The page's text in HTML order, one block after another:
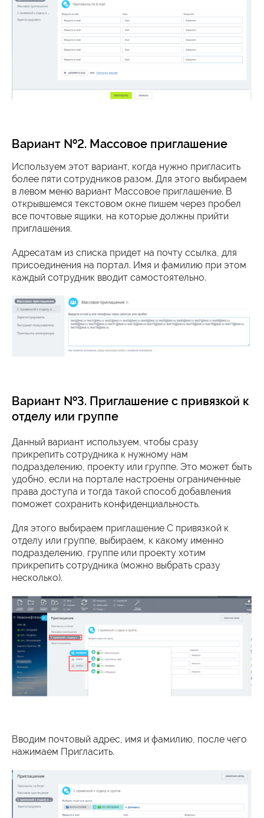
Вариант №2. Массовое приглашение
Используем этот вариант, когда нужно пригласить
более пяти сотрудников разом. Для этого выбираем
в левом меню вариант Массовое приглашение. В
открывшемся текстовом окне пишем через пробел
все почтовые ящики, на которые должны прийти
приглашения.
Адресатам из списка придет на почту ссылка, для
присоединения на портал. Имя и фамилию при этом
каждый сотрудник вводит самостоятельно.
Вариант №3. Приглашение с привязкой к
отделу или группе
Данный вариант используем, чтобы сразу
прикрепить сотрудника к нужному нам
подразделению, проекту или группе. Это может быть
удобно, если на портале настроены ограниченные
права доступа и тогда такой способ добавления
поможет сохранить конфиденциальность.
Для этого выбираем приглашение С привязкой к
отделу или группе, выбираем, к какому именно
подразделению, группе или проекту хотим
прикрепить сотрудника (можно выбрать сразу
несколько).
Вводим почтовый адрес, имя и фамилию, после чего
нажимаем Пригласить.